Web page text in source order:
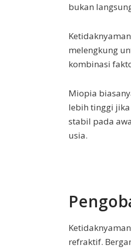
bukan
melengkung
kombinasi
Miopia
lebih tinggi
stabil pada
usia.
refraktif.